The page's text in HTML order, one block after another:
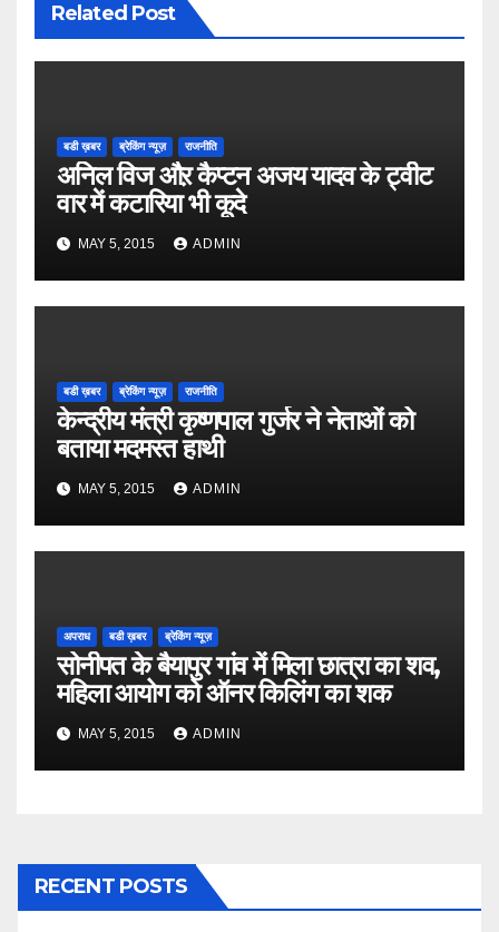
Related Post
बडी ख़बर ब्रेकिंग न्यूज़ राजनीति
अनिल विज औऱ कैप्टन अजय यादव के ट्वीट
वार में कटारिया भी कूदे
MAY 5, 2015 ADMIN
बडी ख़बर ब्रेकिंग न्यूज़ राजनीति
केन्द्रीय मंत्री कृष्णपाल गुर्जर ने नेताओं को
बताया मदमस्त हाथी
MAY 5, 2015 ADMIN
अपराध बडी ख़बर ब्रेकिंग न्यूज़
सोनीपत के बैयापुर गांव में मिला छात्रा का शव,
महिला आयोग को ऑनर किलिंग का शक
MAY 5, 2015 ADMIN
RECENT POSTS